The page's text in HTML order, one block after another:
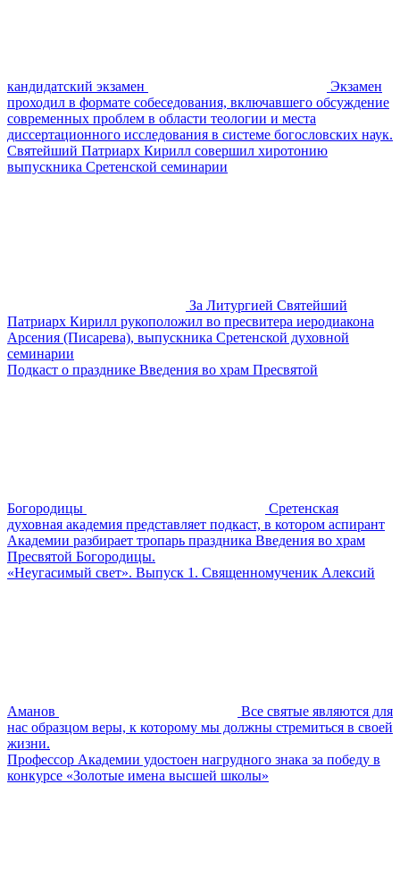
кандидатский экзамен
Экзамен
проходил в формате собеседования, включавшего обсуждение
современных проблем в области теологии и места
диссертационного исследования в системе богословских наук.
Святейший Патриарх Кирилл совершил хиротонию
выпускника Сретенской семинарии
За Литургией Святейший
Патриарх Кирилл рукоположил во пресвитера иеродиакона
Арсения (Писарева), выпускника Сретенской духовной
семинарии
Подкаст о празднике Введения во храм Пресвятой
Богородицы
Сретенская
духовная академия представляет подкаст, в котором аспирант
Академии разбирает тропарь праздника Введения во храм
Пресвятой Богородицы.
«Неугасимый свет». Выпуск 1. Священномученик Алексий
Аманов
Все святые являются для
нас образцом веры, к которому мы должны стремиться в своей
жизни.
Профессор Академии удостоен нагрудного знака за победу в
конкурсе «Золотые имена высшей школы»